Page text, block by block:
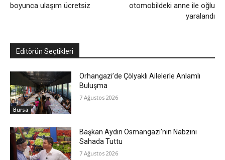
boyunca ulaşım ücretsiz
otomobildeki anne ile oğlu
yaralandı
Editörün Seçtikleri
Bursa
Orhangazi’de Çölyaklı Ailelerle Anlamlı
Buluşma
7 Ağustos 2026
Başkan Aydın Osmangazi’nin Nabzını
Sahada Tuttu
7 Ağustos 2026